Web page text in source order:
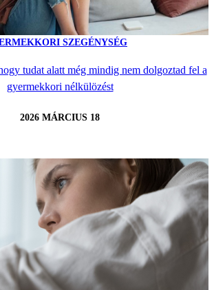
SZEGÉNYSÉG
tudat alatt még mindig nem dolgoztad fel a
gyermekkori nélkülözést
2026 MÁRCIUS 18